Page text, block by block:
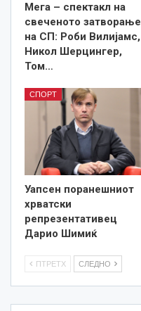
Мега – спектакл на
свеченото затворање
на СП: Роби Вилијамс,
Никол Шерцингер,
Том…
СПОРТ
Уапсен поранешниот
хрватски
репрезентативец
Дарио Шимиќ
ПТРЕТХ СЛЕДНО